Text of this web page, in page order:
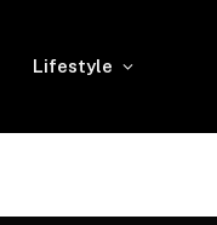
Lifestyle